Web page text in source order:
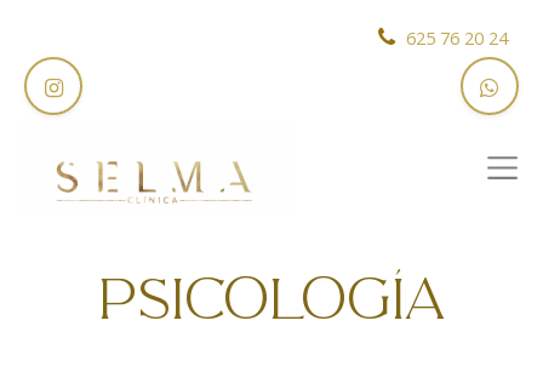
625 76 20 24
PSICOLOGÍA